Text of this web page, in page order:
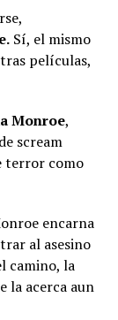
Sí, el mismo
películas,
Monroe,
scream
terror como
encarna
al asesino
camino, la
la acerca aun